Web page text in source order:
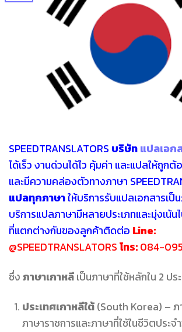
SPEEDTRANSLATORS บริษัทแปลเอก
ได้เร็ว งานด่วนได้ไว คุ้มค่า และแปลให้ถูก
และมีความคล่องตัวทางภาษา
แปลทุกภาษาให้บริการรับแปลเอกสารเป็
บริการแปลภาษามีหลายประเภทและมุ่งเน้
ที่แตกต่างกันของลูกค้าติดต่อ Line:
@SPEEDTRANSLATORSโทร:084-
ซึ่งภาษาเกาหลีเป็นภาษาที่ใช้หลักใน 2 ปร
ประเทศเกาหลีใต้(South Korea) – ภ
ภาษาราชการและภาษาที่ใช้ในชีวิตประจ